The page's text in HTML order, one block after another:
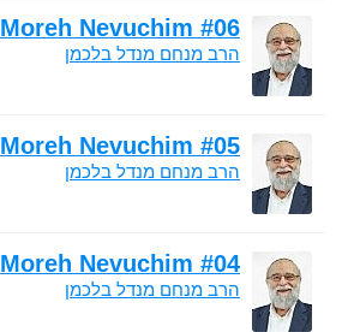
Moreh Nevuchim #06
הרב מנחם מנדל בלכמן
Moreh Nevuchim #05
הרב מנחם מנדל בלכמן
Moreh Nevuchim #04
הרב מנחם מנדל בלכמן